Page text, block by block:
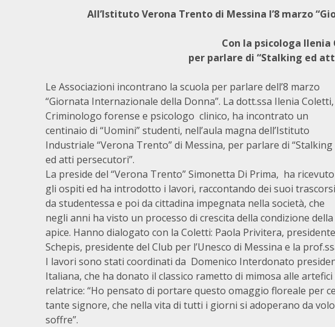
All’Istituto Verona Trento di Messina l’8 marzo
Con la psicologa
per parlare di “Stalking ed
Le Associazioni incontrano la scuola per parlare dell’8 marzo
“Giornata Internazionale della Donna”. La dott.ssa Ilenia Coletti,
Criminologo forense e psicologo clinico, ha incontrato un
centinaio di “Uomini” studenti, nell’aula magna dell’Istituto
Industriale “Verona Trento” di Messina, per parlare di “Stalking
ed atti persecutori”.
La preside del “Verona Trento” Simonetta Di Prima, ha ricevuto
gli ospiti ed ha introdotto i lavori, raccontando dei suoi trascorsi
da studentessa e poi da cittadina impegnata nella società, che
negli anni ha visto un processo di crescita della condizione
apice. Hanno dialogato con la Coletti: Paola Privitera,
Schepis, presidente del Club per l’Unesco di Messina e la
I lavori sono stati coordinati da Domenico Interdonato
Italiana, che ha donato il classico rametto di mimosa alle
relatrice: “Ho pensato di portare questo omaggio floreale per
tante signore, che nella vita di tutti i giorni si adoperano da
soffre”.